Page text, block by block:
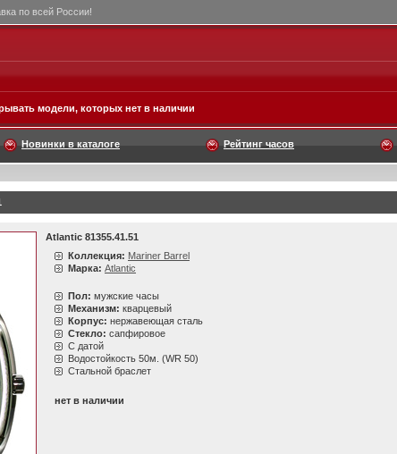
по всей России!
модели, которых нет в наличии
Новинки в каталоге Рейтинг часов
Atlantic 81355.41.51
Коллекция: Mariner Barrel
Марка: Atlantic
Пол: мужские часы
Механизм: кварцевый
Корпус: нержавеющая сталь
Стекло: сапфировое
C датой
Водостойкость 50м. (WR 50)
Стальной браслет
нет в наличии